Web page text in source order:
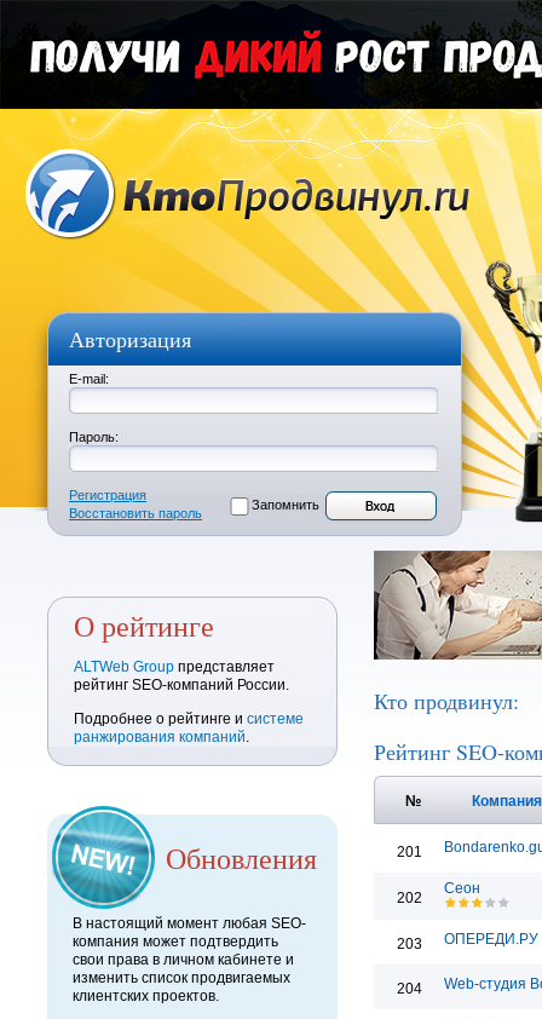
Авторизация
E-mail:
Пароль:
Регистрация
Восстановить пароль
Запомнить
О рейтинге
ALTWeb Group представляет
рейтинг SEO-компаний России.
Подробнее о рейтинге и системе
ранжирования компаний.
Обновления
В настоящий момент любая SEO-
компания может подтвердить
свои права в личном кабинете и
изменить список продвигаемых
клиентских проектов.
Кто продвинул:
Рейтинг SEO-
№
201
202
Сеон
203 ОПЕРЕДИ.РУ
204 Web-студия